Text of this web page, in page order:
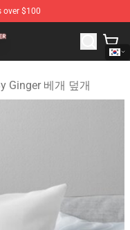
over $100
As Told By Ginger
Ginger 베개 덮개